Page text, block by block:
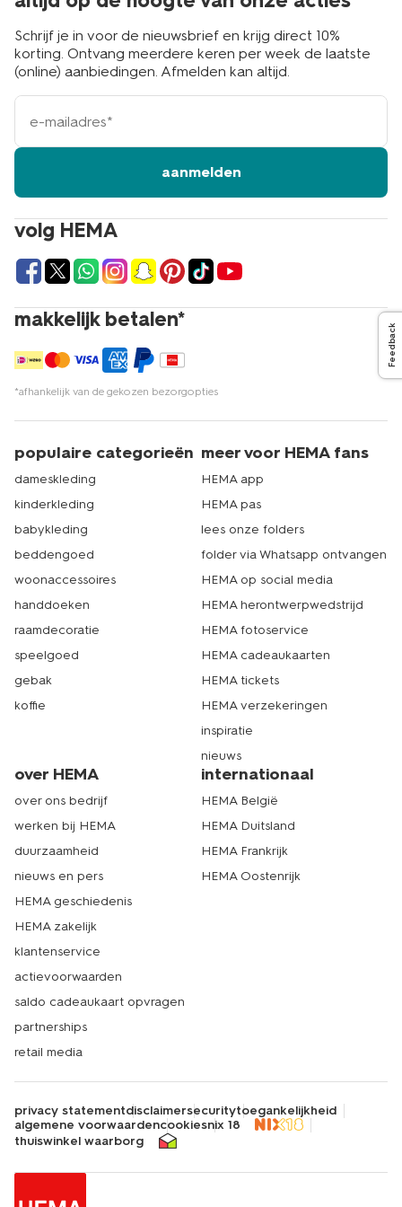
volg HEMA
makkelijk betalen*
*afhankelijk van de gekozen bezorgopties
Schrijf je in voor de nieuwsbrief en krijg direct 10%
korting. Ontvang meerdere keren per week de laatste
(online) aanbiedingen. Afmelden kan altijd.
e-
mailadres
aanmelden
populaire categorieën
dameskleding
kinderkleding
babykleding
beddengoed
woonaccessoires
handdoeken
raamdecoratie
speelgoed
gebak
koffie
meer voor HEMA fans
HEMA app
HEMA pas
lees onze folders
folder via Whatsapp ontvangen
HEMA op social media
HEMA herontwerpwedstrijd
HEMA fotoservice
HEMA cadeaukaarten
HEMA tickets
HEMA verzekeringen
inspiratie
nieuws
over HEMA
over ons bedrijf
werken bij HEMA
duurzaamheid
nieuws en pers
HEMA geschiedenis
HEMA zakelijk
klantenservice
actievoorwaarden
saldo cadeaukaart opvragen
partnerships
retail media
internationaal
HEMA België
HEMA Duitsland
HEMA Frankrijk
HEMA Oostenrijk
privacy statementdisclaimersecuritytoegankelijkheid
algemene voorwaardencookiesnix 18
thuiswinkel waarborg
Feedback